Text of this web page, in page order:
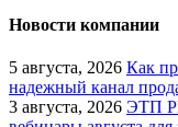
Новости компании
5 августа, 2026 Как
надежный канал
3 августа, 2026 ЭТП